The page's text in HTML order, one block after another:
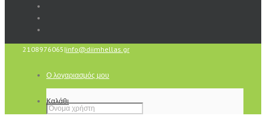
2108976065 |info@diimhellas.gr
Ο λογαριασμός μου
Καλάθι